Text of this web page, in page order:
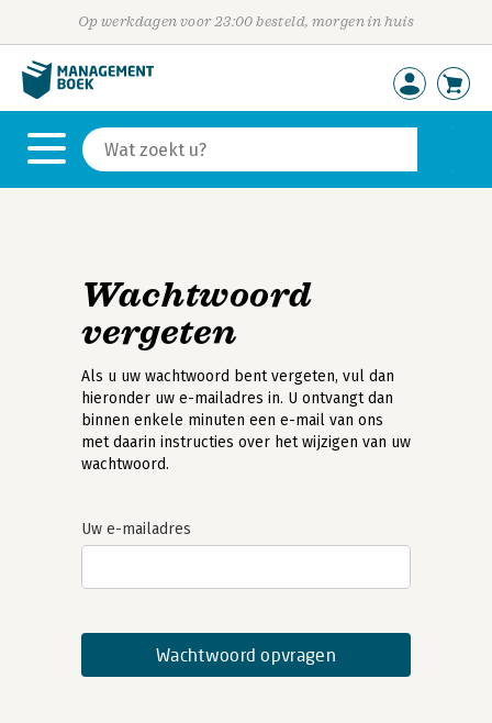
Op werkdagen voor 23:00 besteld, morgen in huis
Wachtwoord
vergeten
Als u uw wachtwoord bent vergeten, vul dan
hieronder uw e-mailadres in. U ontvangt dan
binnen enkele minuten een e-mail van ons
met daarin instructies over het wijzigen van uw
wachtwoord.
Uw e-mailadres